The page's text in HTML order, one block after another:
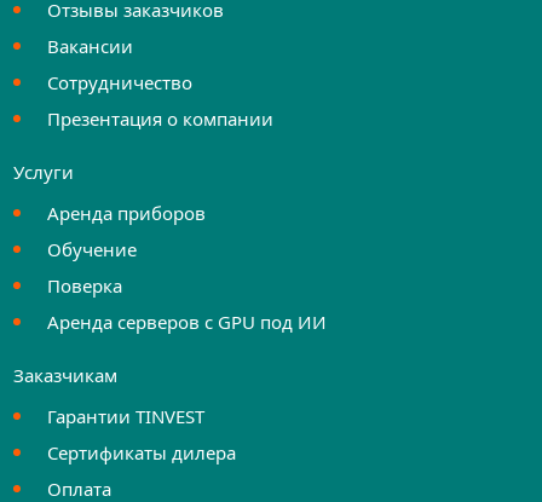
Отзывы заказчиков
Вакансии
Сотрудничество
Презентация о компании
Услуги
Аренда приборов
Обучение
Поверка
Аренда серверов с GPU под ИИ
Заказчикам
Гарантии TINVEST
Сертификаты дилера
Оплата